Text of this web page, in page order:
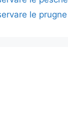
le prugne